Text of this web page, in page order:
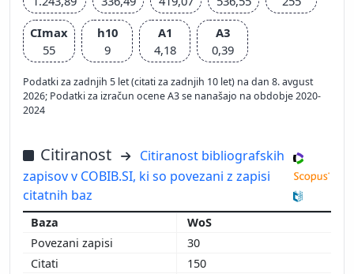
CImax
55
h10
9
A1
4,18
A3
0,39
Podatki za zadnjih 5 let (citati za zadnjih 10 let) na dan 8. avgust
2026; Podatki za izračun ocene A3 se nanašajo na obdobje 2020-
2024
Citiranost
Citiranost bibliografskih
zapisov v COBIB.SI, ki so povezani z zapisi
citatnih baz
WoS
30
150